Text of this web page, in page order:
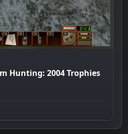
Hunting: 2004 Trophies